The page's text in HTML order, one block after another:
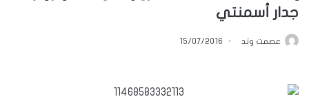
جدار أسمنتي
عصمت وتد 15/07/2016